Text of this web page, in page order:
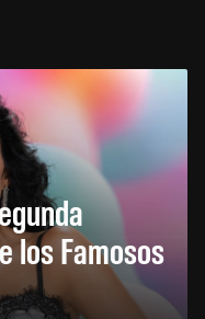
los Famosos